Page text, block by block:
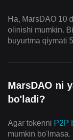
Ha, MarsDAO 10
olinishi mumkin.
buyurtma qiymati
MarsDAO ni
bo'ladi?
Agar tokenni P2P
mumkin